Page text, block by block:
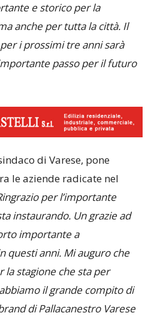
e storico per la
anche per tutta la città. Il
i prossimi tre anni sarà
passo per il futuro
di Varese, pone
le aziende radicate nel
per l’importante
instaurando. Un grazie ad
importante a
questi anni. Mi auguro che
la stagione che sta per
il grande compito di
di Pallacanestro Varese